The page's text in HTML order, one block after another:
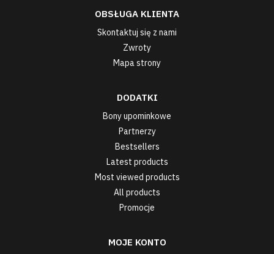
OBSŁUGA KLIENTA
Skontaktuj się z nami
Zwroty
Mapa strony
DODATKI
Bony upominkowe
Partnerzy
Bestsellers
Latest products
Most viewed products
All products
Promocje
MOJE KONTO